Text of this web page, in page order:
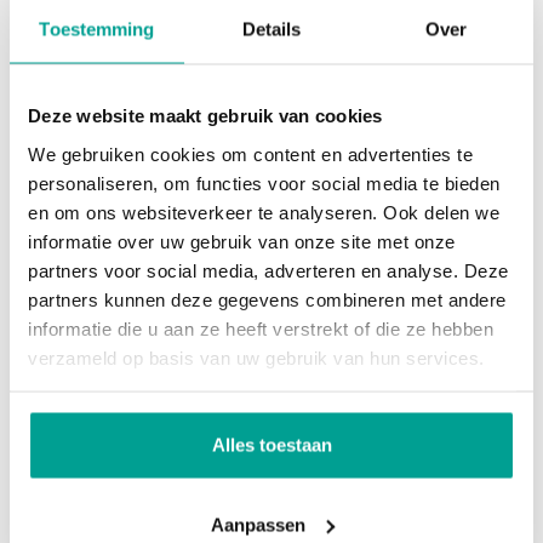
Toestemming Details Over
Deze website maakt gebruik van cookies
We gebruiken cookies om content en advertenties te
personaliseren, om functies voor social media te bieden
en om ons websiteverkeer te analyseren. Ook delen we
informatie over uw gebruik van onze site met onze
partners voor social media, adverteren en analyse. Deze
partners kunnen deze gegevens combineren met andere
informatie die u aan ze heeft verstrekt of die ze hebben
verzameld op basis van uw gebruik van hun services.
Alles toestaan
Aanpassen
Wie nóg meer ruimte op de begane grond wenst
woonkamer betrekken en/of een aanbouw aan de
achterzijde van de woning realiseren.
Eerste verdieping:
De ruime overloop geeft toegang tot drie
slaapkamers, allen voorzien van tapijt en een nette
afwerking. Daarnaast zijn er op deze verdieping
een separate toiletruimte en een complete
over een ligbad, douchecabine, wastafel en
designradiator. De overloop zelf biedt ruimte aan
bijvoorbeeld een hobby- of werkplek.
Permanente bewoning
Onderhoud buiten
Huidig gebruik Woonruimte
Huidige bestemming Woonruimte
Voorzieningen
Voorzieningen
Mechanische ventilatie, Alarminstallatie, Tv
kabel, Dakraam, Glasvezel kabel
Kadastrale gegevens